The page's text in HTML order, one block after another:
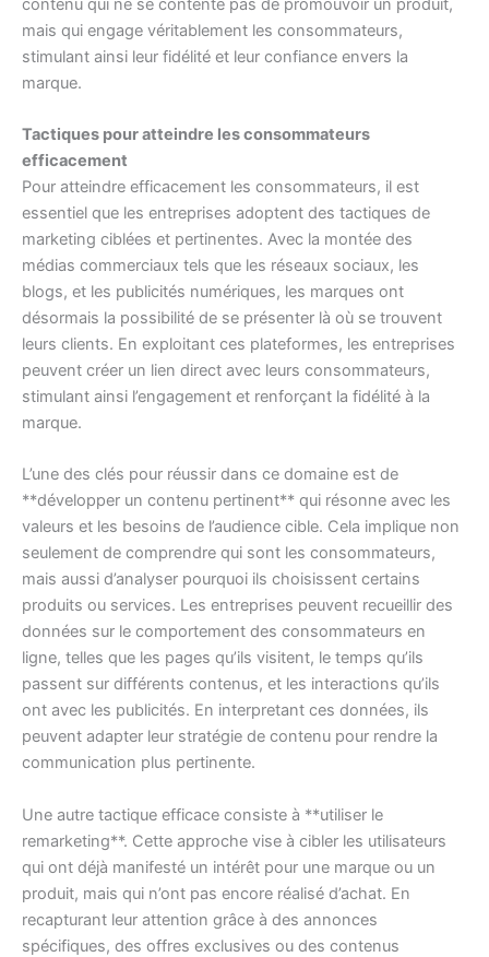
mais qui engage véritablement les consommateurs,
stimulant ainsi leur fidélité et leur confiance envers la
marque.
Tactiques pour atteindre les consommateurs
efficacement
Pour atteindre efficacement les consommateurs, il est
essentiel que les entreprises adoptent des tactiques de
marketing ciblées et pertinentes. Avec la montée des
médias commerciaux tels que les réseaux sociaux, les
blogs, et les publicités numériques, les marques ont
désormais la possibilité de se présenter là où se trouvent
leurs clients. En exploitant ces plateformes, les entreprises
peuvent créer un lien direct avec leurs consommateurs,
stimulant ainsi l’engagement et renforçant la fidélité à la
marque.
L’une des clés pour réussir dans ce domaine est de
**développer un contenu pertinent** qui résonne avec les
valeurs et les besoins de l’audience cible. Cela implique non
seulement de comprendre qui sont les consommateurs,
mais aussi d’analyser pourquoi ils choisissent certains
produits ou services. Les entreprises peuvent recueillir des
données sur le comportement des consommateurs en
ligne, telles que les pages qu’ils visitent, le temps qu’ils
passent sur différents contenus, et les interactions qu’ils
ont avec les publicités. En interpretant ces données, ils
peuvent adapter leur stratégie de contenu pour rendre la
communication plus pertinente.
Une autre tactique efficace consiste à **utiliser le
remarketing**. Cette approche vise à cibler les utilisateurs
qui ont déjà manifesté un intérêt pour une marque ou un
produit, mais qui n’ont pas encore réalisé d’achat. En
recapturant leur attention grâce à des annonces
spécifiques, des offres exclusives ou des contenus